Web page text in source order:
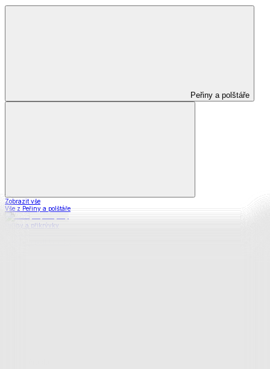
Peřiny a polštáře
Zobrazit vše
Vše z Peřiny a polštáře
Peřiny a přikrývky